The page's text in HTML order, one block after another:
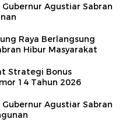
Agustiar Sabran
Raya Berlangsung
Hibur Masyarakat
Strategi Bonus
14 Tahun 2026
Agustiar Sabran